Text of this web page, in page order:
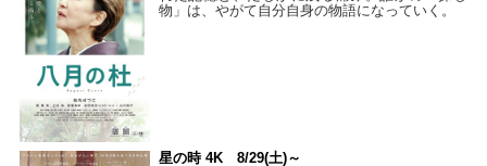
物」は、やがて自分自身の物語になっていく。
星の時 4K 8/29(土)～